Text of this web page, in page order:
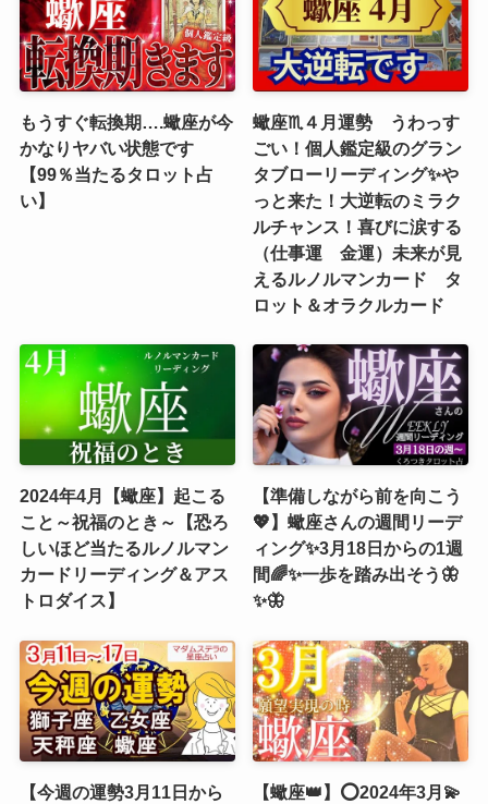
もうすぐ転換期….蠍座が今
かなりヤバい状態です
【99％当たるタロット占
い】
蠍座♏４月運勢 うわっす
ごい！個人鑑定級のグラン
タブローリーディング✨や
っと来た！大逆転のミラク
ルチャンス！喜びに涙する
（仕事運 金運）未来が見
えるルノルマンカード タ
ロット＆オラクルカード
2024年4月【蠍座】起こる
こと～祝福のとき～【恐ろ
しいほど当たるルノルマン
カードリーディング＆アス
トロダイス】
【準備しながら前を向こう
💖】蠍座さんの週間リーデ
ィング✨3月18日からの1週
間🌈✨一歩を踏み出そう🦋
✨🦋
【今週の運勢3月11日から
【蠍座👑】⭕2024年3月💫